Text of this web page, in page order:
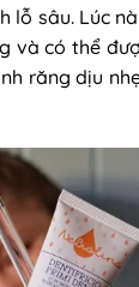
lỗ sâu. Lúc
và có thể
răng dịu